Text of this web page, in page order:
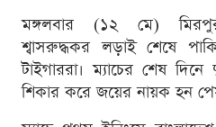
মঙ্গলবার (১২ মে) মিরপুর
শ্বাসরুদ্ধকর লড়াই শেষে
টাইগাররা। ম্যাচের শেষ
শিকার করে জয়ের নায়ক হন